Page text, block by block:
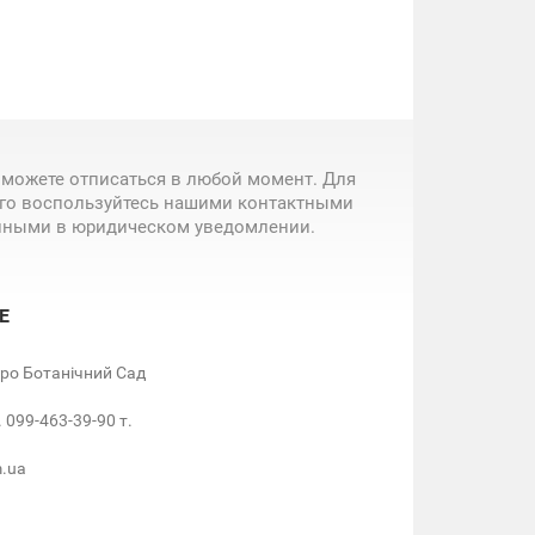
отписаться в любой момент. Для
воспользуйтесь нашими контактными
в юридическом уведомлении.
Ботанічний Сад
463-39-90 т.